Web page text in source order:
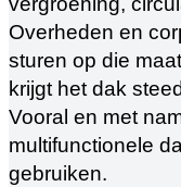
Overheden en
sturen op die
krijgt het dak
Vooral en met
multifunctionele
gebruiken.